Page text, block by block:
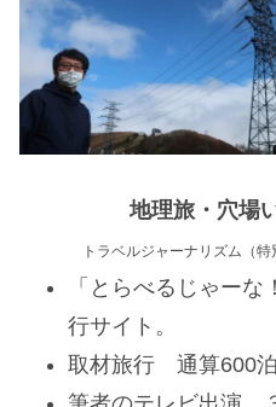
地理旅・穴場
トラベルジャーナリズム（
「とらべるじゃー
行サイト。
取材旅行 通算600泊